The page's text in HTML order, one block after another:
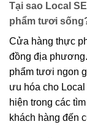
Tại sao Local
phẩm tươi
Cửa hàng thực
đồng địa
phẩm tươi ngon
ưu hóa cho
hiện trong các
khách hàng đến